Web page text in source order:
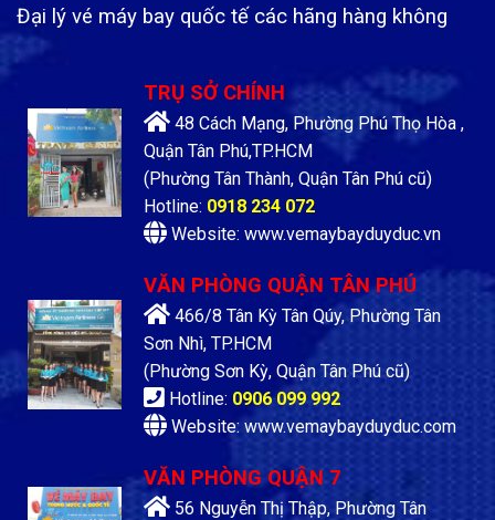
Đại lý vé máy bay quốc tế các hãng hàng không
TRỤ SỞ CHÍNH
48 Cách Mạng, Phường Phú Thọ Hòa ,
Quận Tân Phú,TP.HCM
(Phường Tân Thành, Quận Tân Phú cũ)
Hotline: 0918 234 072
Website: www.vemaybayduyduc.vn
VĂN PHÒNG QUẬN TÂN PHÚ
466/8 Tân Kỳ Tân Qúy, Phường Tân
Sơn Nhì, TP.HCM
(Phường Sơn Kỳ, Quận Tân Phú cũ)
Hotline: 0906 099 992
Website: www.vemaybayduyduc.com
VĂN PHÒNG QUẬN 7
56 Nguyễn Thị Thập, Phường Tân